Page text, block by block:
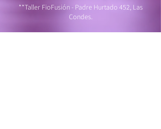
**Taller FioFusión - Padre Hurtado 452, Las
Condes.